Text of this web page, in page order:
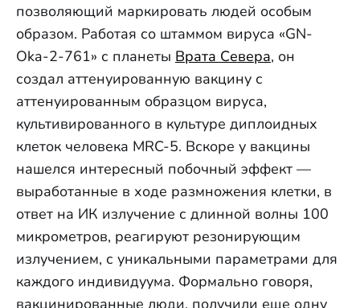
позволяющий маркировать людей особым
образом. Работая со штаммом вируса «GN-
Oka-2-761» с планеты Врата Севера, он
создал аттенуированную вакцину с
аттенуированным образцом вируса,
культивированного в культуре диплоидных
клеток человека MRC-5. Вскоре у вакцины
нашелся интересный побочный эффект —
выработанные в ходе размножения клетки, в
ответ на ИК излучение с длинной волны 100
микрометров, реагируют резонирующим
излучением, с уникальными параметрами для
каждого индивидуума. Формально говоря,
вакцинированные люди, получили еще одну